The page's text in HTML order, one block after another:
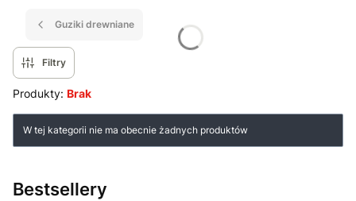
Guziki drewniane
Filtry
Produkty: Brak
Lista produktów
W tej kategorii nie ma obecnie żadnych produktów
Bestsellery